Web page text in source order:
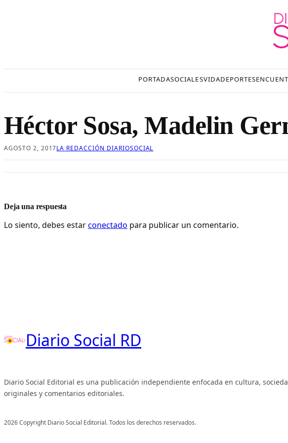
PORTADASOCIALESVIDADEPORTES
Héctor Sosa, Madelin
AGOSTO 2, 2017LA REDACCIÓN DIARIOSOCIAL
Deja una respuesta
Lo siento, debes estarconectado para publicar un comentario.
Diario Social RD
Diario Social Editorial es una publicación independiente enfocada en cultura,
originales y comentarios editoriales.
2026 Copyright Diario Social Editorial. Todos los derechos reservados.